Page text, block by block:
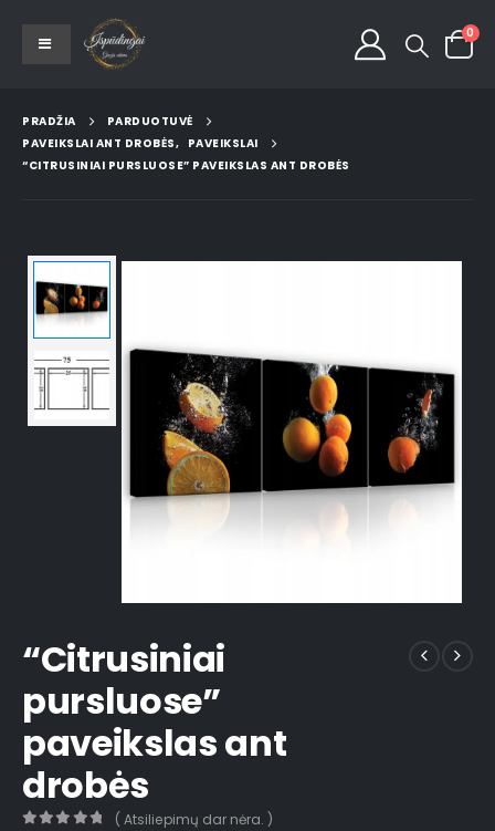
0
PRADŽIA
PARDUOTUVĖ
PAVEIKSLAI ANT DROBĖS, PAVEIKSLAI
“CITRUSINIAI PURSLUOSE” PAVEIKSLAS ANT DROBĖS
“Citrusiniai
pursluose”
paveikslas ant
drobės
( Atsiliepimų dar nėra. )